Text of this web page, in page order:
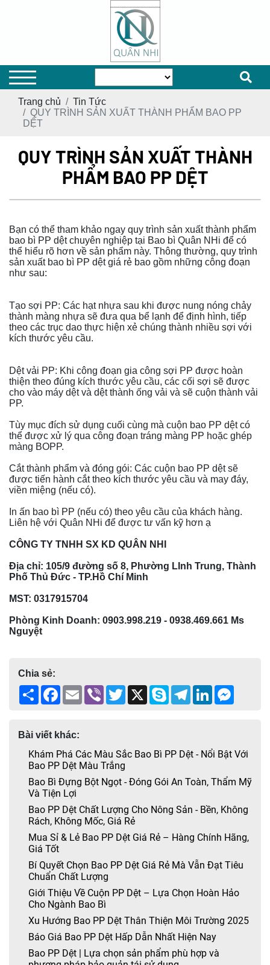
Trang chủ
Tin Tức
QUY TRÌNH SẢN XUẤT THÀNH PHẨM BAO PP
DỆT
QUY TRÌNH SẢN XUẤT THÀNH
PHẨM BAO PP DỆT
Bạn có thể tham khảo ngay quy trình sản xuất thành phẩm
bao bì PP dệt chuyên nghiệp tại Bao bì Quân NHi để có
thể hiểu rõ hơn về sản phẩm này. Thông thường, quy trình
sản xuất bao bì PP dệt giá rẻ bao gồm những công đoạn
như sau:
Tạo sợi PP: Các hạt nhựa sau khi được nung nóng chảy
thành màng nhựa sẽ đưa qua bể lạnh để định hình, tiếp
theo các trục dao thực hiện xẻ chúng thành nhiều sợi với
kích thước yêu cầu.
Dệt vải PP: Khi công đoạn gia công sợi PP được hoàn
thiện theo đúng kích thước yêu cầu, các cối sợi sẽ được
cho vào máy dệt và dệt thành ống vải và sẽ cuộn thành vải
PP.
Tùy mục đích sử dụng cuối cùng mà cuộn bao PP dệt có
thể được xử lý qua công đoạn tráng màng PP hoặc ghép
màng BOPP.
Cắt thành phẩm và đóng gói: Các cuộn bao PP dệt sẽ
được tiến hành cắt theo kích thước yêu cầu và may đáy,
viền miệng (nếu có).
In ấn bao bì PP (nếu có) theo yêu cầu của khách hàng.
Liên hệ với Quân NHi để được tư vấn kỹ hơn ạ
CÔNG TY TNHH SX KD QUÂN NHI
Địa chỉ: 105/9 đường số 8, Phường LInh Trung, Thành
Phố Thủ Đức - TP.Hồ Chí Minh
MST: 0317915704
Phòng Kinh Doanh: 0903.998.219 - 0938.469.661 Ms
Nguyệt
Chia sẻ:
ShareFacebook
EmailViber Twitter
X SkypeTelegramLinkedIn
Bài viết khác:
Khám Phá Các Màu Sắc Bao Bì PP Dệt - Nổi Bật Với
Bao PP Dệt Màu Trắng
Bao Bì Đựng Bột Ngọt - Đóng Gói An Toàn, Thẩm Mỹ
Và Tiện Lợi
Bao PP Dệt Chất Lượng Cho Nông Sản - Bền, Không
Rách, Không Mốc, Giá Rẻ
Mua Sỉ & Lẻ Bao PP Dệt Giá Rẻ – Hàng Chính Hãng,
Giá Tốt
Bí Quyết Chọn Bao PP Dệt Giá Rẻ Mà Vẫn Đạt Tiêu
Chuẩn Chất Lượng
Giới Thiệu Về Cuộn PP Dệt – Lựa Chọn Hoàn Hảo
Cho Ngành Bao Bì
Xu Hướng Bao PP Dệt Thân Thiện Môi Trường 2025
Báo Giá Bao PP Dệt Hấp Dẫn Nhất Hiện Nay
Bao PP Dệt | Lựa chọn sản phẩm phù hợp và